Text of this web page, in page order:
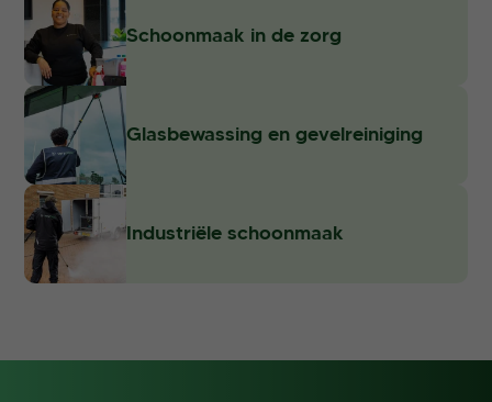
Schoonmaak in de zorg
Glasbewassing en gevelreiniging
Industriële schoonmaak